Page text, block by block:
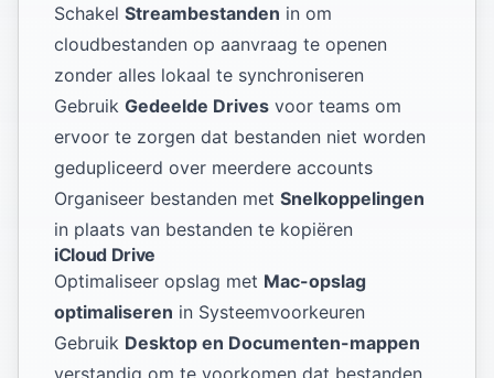
Schakel Streambestanden in om
cloudbestanden op aanvraag te openen
zonder alles lokaal te synchroniseren
Gebruik Gedeelde Drives voor teams om
ervoor te zorgen dat bestanden niet worden
gedupliceerd over meerdere accounts
Organiseer bestanden met Snelkoppelingen
in plaats van bestanden te kopiëren
iCloud Drive
Optimaliseer opslag met Mac-opslag
optimaliseren in Systeemvoorkeuren
Gebruik Desktop en Documenten-mappen